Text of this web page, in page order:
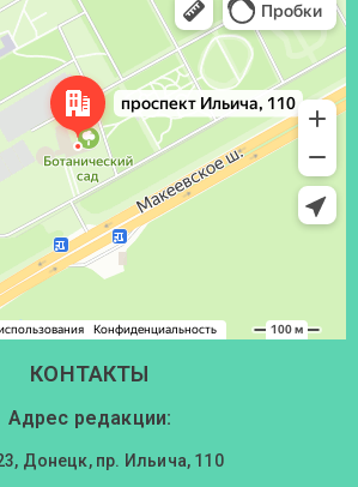
Яндекс Карты
КОНТАКТЫ
Адрес редакции:
Донецк, пр. Ильича, 110